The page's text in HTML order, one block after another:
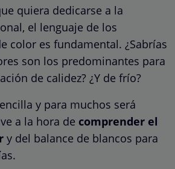
quiera dedicarse a la
el lenguaje de los
color es fundamental. ¿Sabrías
son los predominantes para
de calidez? ¿Y de frío?
y para muchos será
a la hora de comprender el
y del balance de blancos para